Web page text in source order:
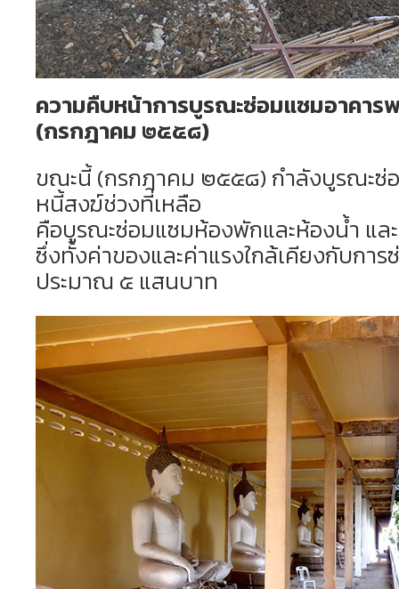
ความคืบหน้าการบูรณะซ่อมแซมอาคาร
(กรกฎาคม ๒๕๕๘)
ขณะนี้ (กรกฎาคม ๒๕๕๘) กำลังบูรณะซ่อ
หนี้สงฆ์ช่วงที่เหลือ
คือบูรณะซ่อมแซมห้องพักและห้องน้ำ แล
ซึ่งทั้งค่าของและค่าแรงใกล้เคียงกับการ
ประมาณ ๕ แสนบาท